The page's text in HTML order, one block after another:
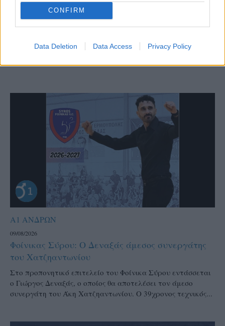
CONFIRM
Data Deletion Data Access Privacy Policy
Aκολουθήστε μας
παντού…
Α1 ΑΝΔΡΩΝ
09/08/2026
Φοίνικας Σύρου: Ο Δεναξάς άμεσος συνεργάτης
του Χατζηαντωνίου
Στο προπονητικό επιτελείο του Φοίνικα Σύρου εντάσσεται
ο Γιώργος Δεναξάς, ο οποίος θα αποτελέσει τον άμεσο
συνεργάτη του Άκη Χατζηαντωνίου. Ο 39χρονος τεχνικός...